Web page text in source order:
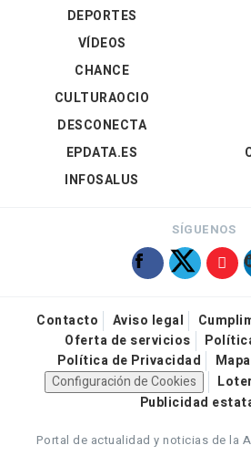
DEPORTES
VÍDEOS
CHANCE
CULTURAOCIO
DESCONECTA
EPDATA.ES
INFOSALUS
SÍGUENOS
Contacto Aviso legal
Oferta de servicios
Política de Privacidad
Configuración de Cookies
Publicidad
Portal de actualidad y noticias de la